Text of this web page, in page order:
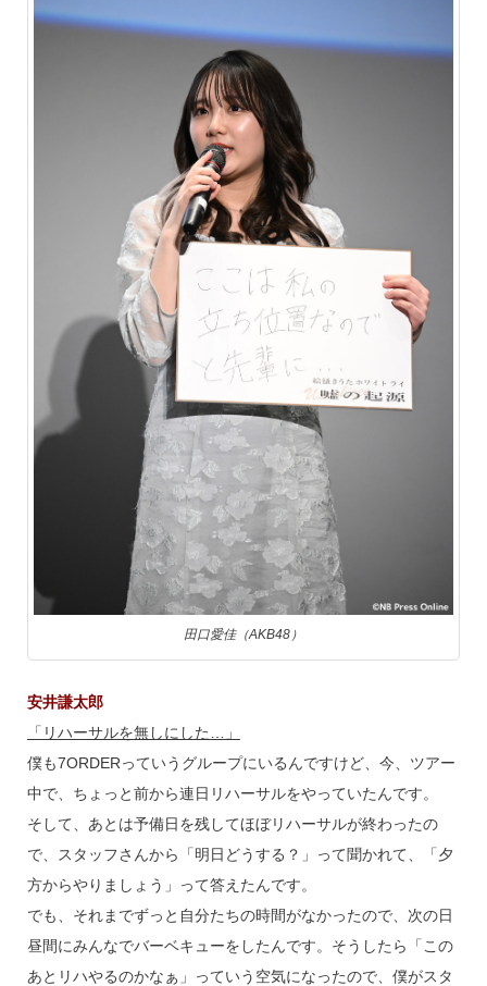
田口愛佳（AKB48）
安井謙太郎
「リハーサルを無しにした…」
僕も7ORDERっていうグループにいるんですけど、今、ツアー
中で、ちょっと前から連日リハーサルをやっていたんです。
そして、あとは予備日を残してほぼリハーサルが終わったの
で、スタッフさんから「明日どうする？」って聞かれて、「夕
方からやりましょう」って答えたんです。
でも、それまでずっと自分たちの時間がなかったので、次の日
昼間にみんなでバーベキューをしたんです。そうしたら「この
あとリハやるのかなぁ」っていう空気になったので、僕がスタ